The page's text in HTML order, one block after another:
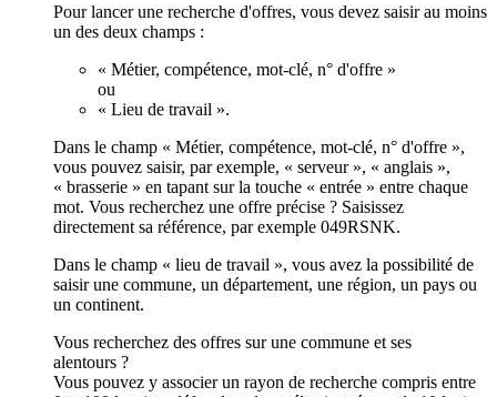
Pour lancer une recherche d'offres, vous devez saisir au moins
un des deux champs :
« Métier, compétence, mot-clé, n° d'offre »
ou
« Lieu de travail ».
Dans le champ « Métier, compétence, mot-clé, n° d'offre »,
vous pouvez saisir, par exemple, « serveur », « anglais »,
« brasserie » en tapant sur la touche « entrée » entre chaque
mot. Vous recherchez une offre précise ? Saisissez
directement sa référence, par exemple 049RSNK.
Dans le champ « lieu de travail », vous avez la possibilité de
saisir une commune, un département, une région, un pays ou
un continent.
Vous recherchez des offres sur une commune et ses
alentours ?
Vous pouvez y associer un rayon de recherche compris entre